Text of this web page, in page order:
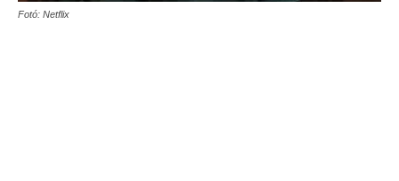
Fotó: Netflix